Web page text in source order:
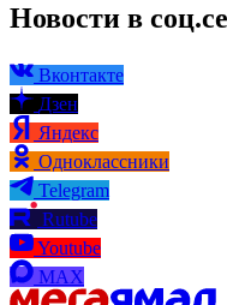
Новости в
Вконтакте
Дзен
Яндекс
Одноклассники
Telegram
Rutube
Youtube
MAX